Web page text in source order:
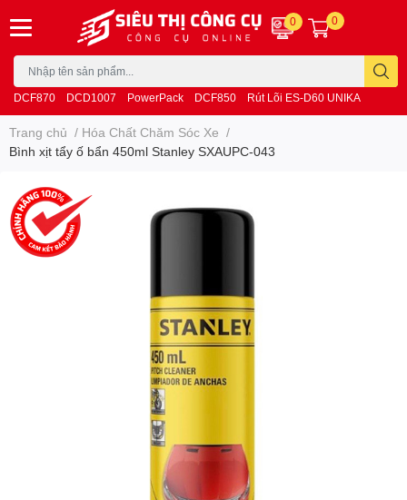
DCF870 DCD1007 PowerPack DCF850 Rút Lõi ES-D60 UNIKA
0 0
Trang chủ / Hóa Chất Chăm Sóc Xe /
Bình xịt tẩy ố bẩn 450ml Stanley SXAUPC-043